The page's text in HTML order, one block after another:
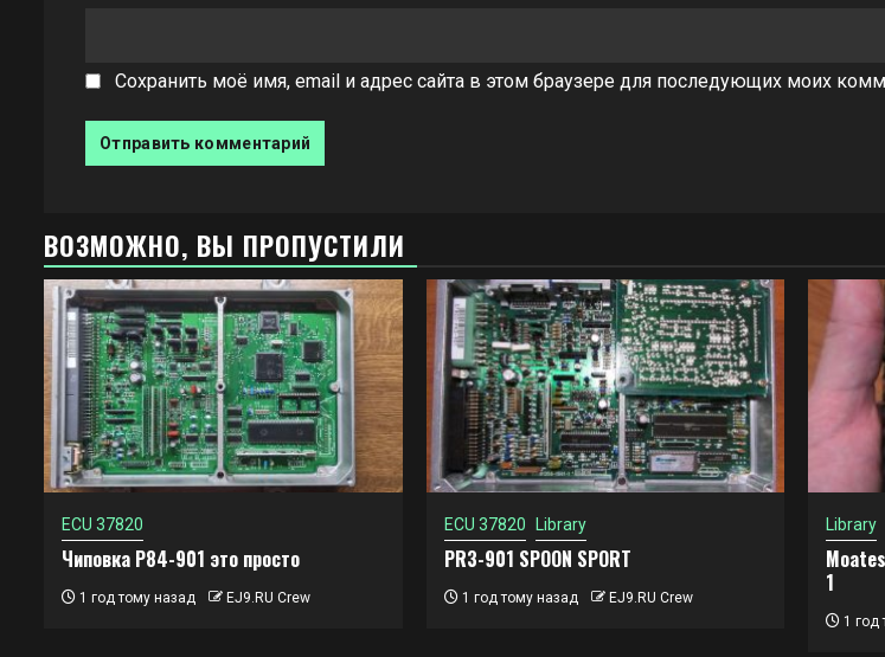
Сохранить моё имя, email и адрес сайта в этом браузере для последующих моих
ВОЗМОЖНО, ВЫ ПРОПУСТИЛИ
ECU 37820
Чиповка P84-901 это просто
1 год тому назад EJ9.RU Crew
ECU 37820 Library
PR3-901 SPOON SPORT
1 год тому назад EJ9.RU Crew
Library
1
1 год